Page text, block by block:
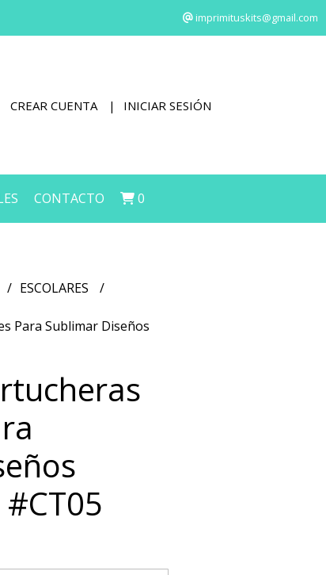
imprimituskits@gmail.com
CREAR CUENTA INICIAR SESIÓN
CONTACTO 0
ESCOLARES
Para Sublimar Diseños